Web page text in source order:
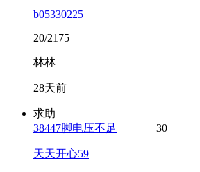
b05330225
20/2175
林林
28天前
求助
38447脚电压不足
30
天天开心59